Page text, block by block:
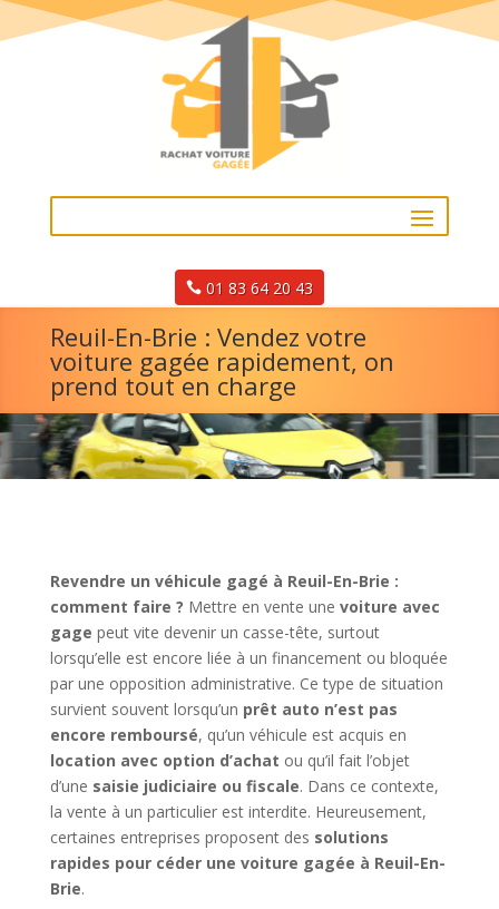
01 83 64 20 43
Reuil-En-Brie : Vendez votre
voiture gagée rapidement, on
prend tout en charge
Revendre un véhicule gagé à Reuil-En-Brie :
comment faire ? Mettre en vente une voiture avec
gage peut vite devenir un casse-tête, surtout
lorsqu’elle est encore liée à un financement ou bloquée
par une opposition administrative. Ce type de situation
survient souvent lorsqu’un prêt auto n’est pas
encore remboursé, qu’un véhicule est acquis en
location avec option d’achat ou qu’il fait l’objet
d’une saisie judiciaire ou fiscale. Dans ce contexte,
la vente à un particulier est interdite. Heureusement,
certaines entreprises proposent des solutions
rapides pour céder une voiture gagée à Reuil-En-
Brie.